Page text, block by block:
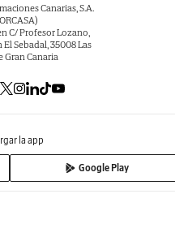
Canarias, S.A.
C/ Profesor Lozano,
Sebadal, 35008 Las
Gran Canaria
la app
Google Play